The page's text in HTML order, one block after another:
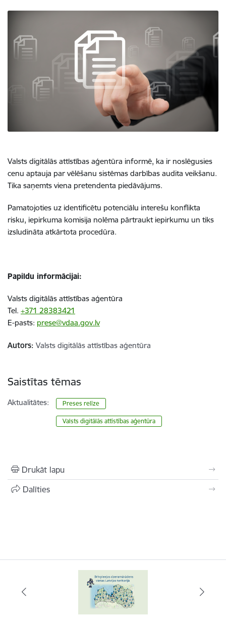
Valsts digitālās attīstības aģentūra informē, ka ir noslēgusies
cenu aptauja par vēlēšanu sistēmas darbības audita veikšanu.
Tika saņemts viena pretendenta piedāvājums.
Pamatojoties uz identificētu potenciālu interešu konflikta
risku, iepirkuma komisija nolēma pārtraukt iepirkumu un tiks
izsludināta atkārtota procedūra.
Papildu informācijai:
Valsts digitālās attīstības aģentūra
Tel. +371 28383421
E-pasts: prese@vdaa.gov.lv
Autors: Valsts digitālās attīstības aģentūra
Saistītas tēmas
Aktualitātes: Preses relīze
Valsts digitālās attīstības aģentūra
Drukāt lapu
Dalīties